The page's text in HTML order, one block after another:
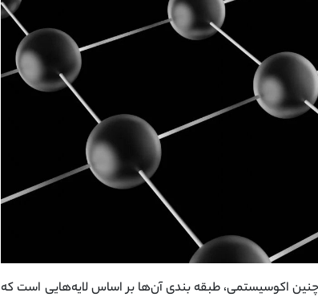
اکوسیستمی، طبقه ‌بندی آن‌ها بر اساس لایه‌هایی است که